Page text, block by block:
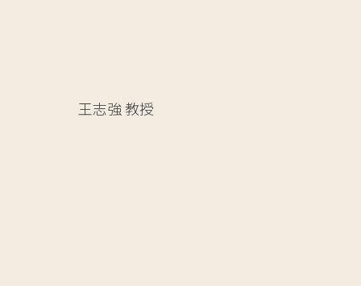
王志強教授